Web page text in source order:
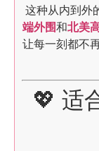
这种从内到外
端外围和北美
让每一刻都不
💖 适